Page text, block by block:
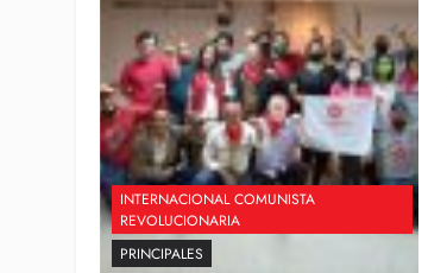
INTERNACIONAL COMUNISTA
REVOLUCIONARIA
PRINCIPALES